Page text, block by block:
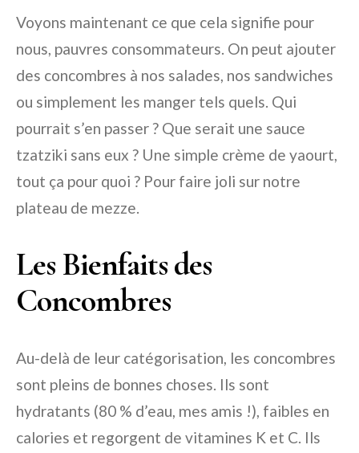
Voyons maintenant ce que cela signifie pour
nous, pauvres consommateurs. On peut ajouter
des concombres à nos salades, nos sandwiches
ou simplement les manger tels quels. Qui
pourrait s’en passer ? Que serait une sauce
tzatziki sans eux ? Une simple crème de yaourt,
tout ça pour quoi ? Pour faire joli sur notre
plateau de mezze.
Les Bienfaits des
Concombres
Au-delà de leur catégorisation, les concombres
sont pleins de bonnes choses. Ils sont
hydratants (80 % d’eau, mes amis !), faibles en
calories et regorgent de vitamines K et C. Ils